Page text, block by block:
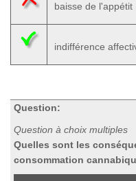
baisse de l'appétit
indifférence
Question:
Question à choix multiples
Quelles sont les
consommation